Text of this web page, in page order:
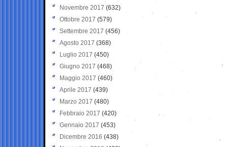
Novembre 2017 (632)
Ottobre 2017 (579)
Settembre 2017 (456)
Agosto 2017 (368)
Luglio 2017 (450)
Giugno 2017 (468)
Maggio 2017 (460)
Aprile 2017 (439)
Marzo 2017 (480)
Febbraio 2017 (420)
Gennaio 2017 (453)
Dicembre 2016 (438)